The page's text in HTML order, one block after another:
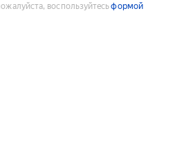
воспользуйтесьформой